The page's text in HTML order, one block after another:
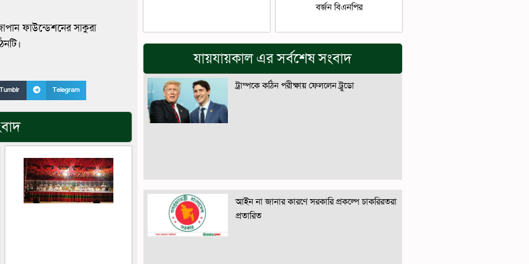
ফাউন্ডেশনের সাকুরা
Tumblr Telegram
বর্জন বিএনপির
যায়যায়কাল এর সর্বশেষ সংবাদ
ট্রাম্পকে কঠিন পরীক্ষায় ফেললেন ট্রুডো
আইন না জানার কারণে সরকারি প্রকল্পে চাকরিরতরা
প্রতারিত